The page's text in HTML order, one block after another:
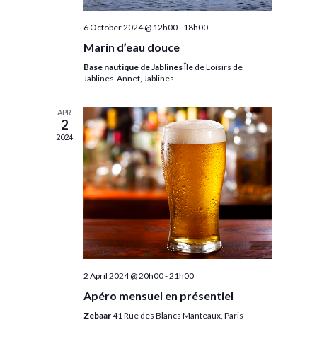
6 October 2024 @ 12h00- 18h00
Marin d’eau douce
Base nautique de JablinesÎle de Loisirs de
Jablines-Annet, Jablines
APR
2
2024
2 April 2024 @ 20h00-21h00
Apéro mensuel en présentiel
Zebaar41 Rue des Blancs Manteaux, Paris